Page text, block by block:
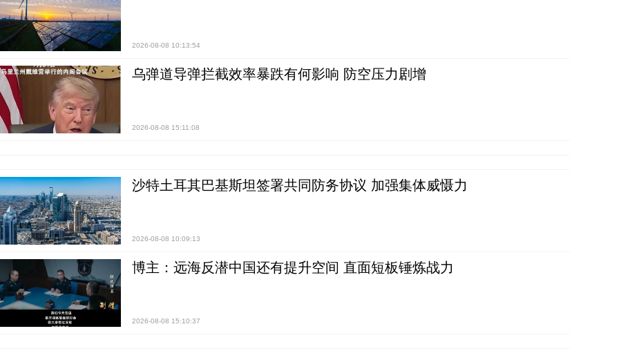
2026-08-08 10:13:54
乌弹道导弹拦截效率暴跌有何影响 防空压力剧增
2026-08-08 15:11:08
沙特土耳其巴基斯坦签署共同防务协议 加强集体威慑力
2026-08-08 10:09:13
博主：远海反潜中国还有提升空间 直面短板锤炼战力
2026-08-08 15:10:37